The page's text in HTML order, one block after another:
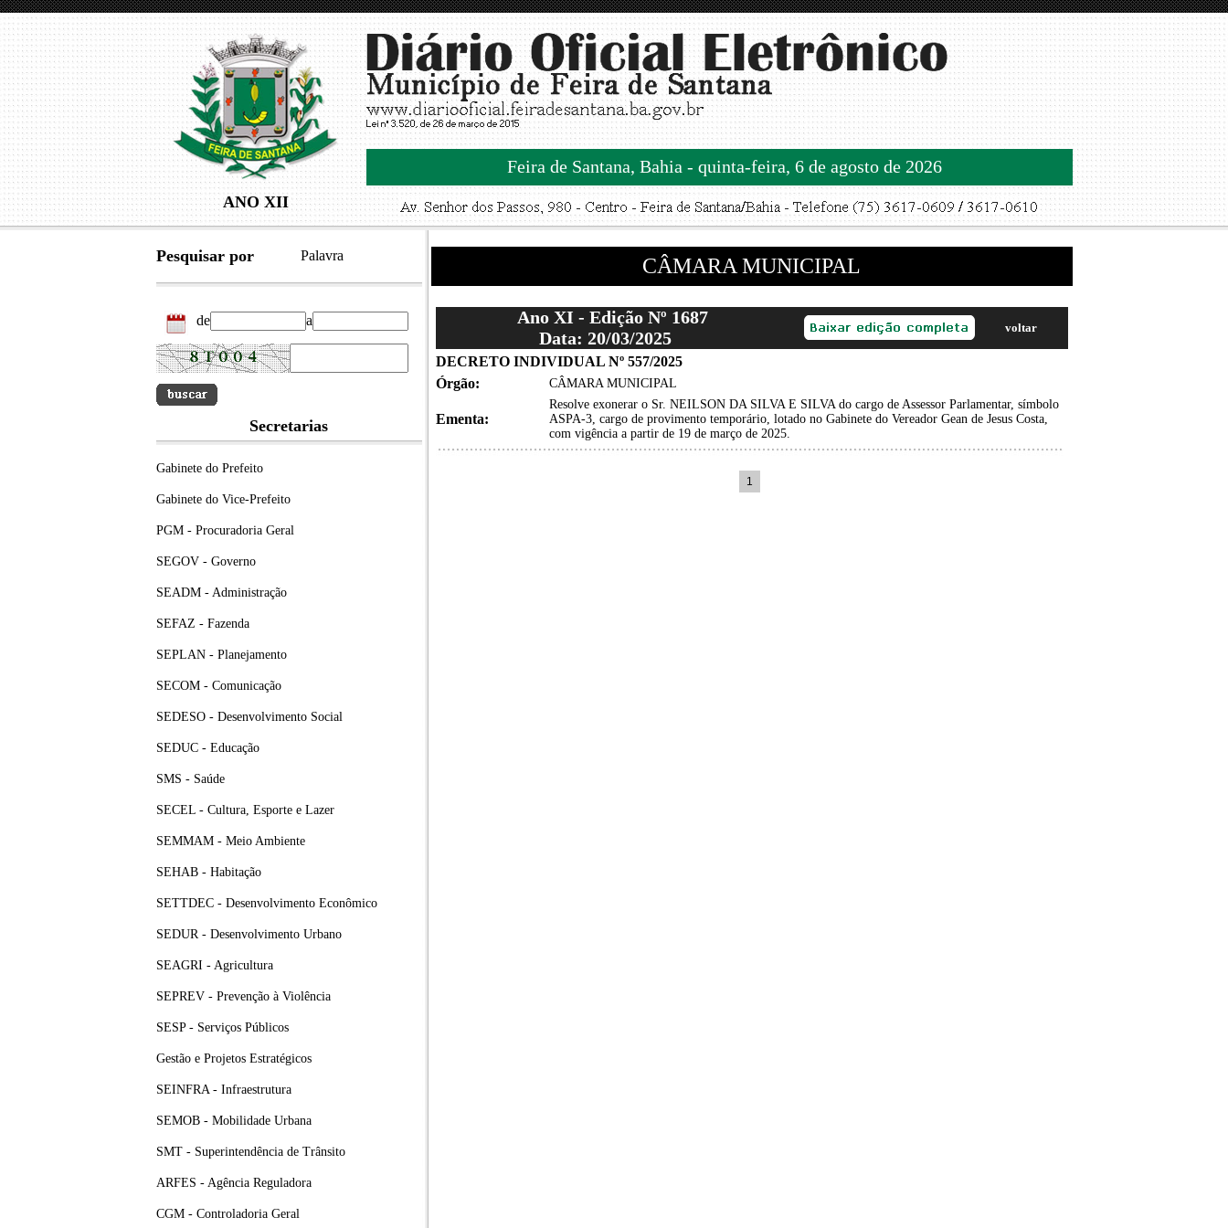
ANO XII
Feira de Santana, Bahia - quinta-feira, 6 de agosto de 2026
Pesquisar por Palavra
de a
Secretarias
Gabinete do Prefeito
Gabinete do Vice-Prefeito
PGM - Procuradoria Geral
SEGOV - Governo
SEADM - Administração
SEFAZ - Fazenda
SEPLAN - Planejamento
SECOM - Comunicação
SEDESO - Desenvolvimento Social
SEDUC - Educação
SMS - Saúde
SECEL - Cultura, Esporte e Lazer
SEMMAM - Meio Ambiente
SEHAB - Habitação
SETTDEC - Desenvolvimento Econômico
SEDUR - Desenvolvimento Urbano
SEAGRI - Agricultura
SEPREV - Prevenção à Violência
SESP - Serviços Públicos
Gestão e Projetos Estratégicos
SEINFRA - Infraestrutura
SEMOB - Mobilidade Urbana
SMT - Superintendência de Trânsito
ARFES - Agência Reguladora
CGM - Controladoria Geral
CÂMARA MUNICIPAL
Ano XI - Edição Nº 1687
Data: 20/03/2025
voltar
DECRETO INDIVIDUAL Nº 557/2025
Órgão:
CÂMARA MUNICIPAL
Ementa:
Resolve exonerar o Sr. NEILSON DA SILVA E SILVA do cargo de Assessor Parlamentar, símbolo
ASPA-3, cargo de provimento temporário, lotado no Gabinete do Vereador Gean de Jesus Costa,
com vigência a partir de 19 de março de 2025.
1